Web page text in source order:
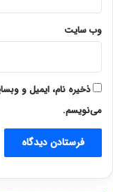
وب‌ سایت
ذخیره نام، ایمیل و
می‌نویسم.